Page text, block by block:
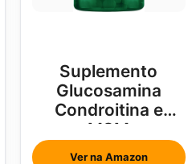
Suplemento
Glucosamina
Condroitina e
MSM
Ver na Amazon